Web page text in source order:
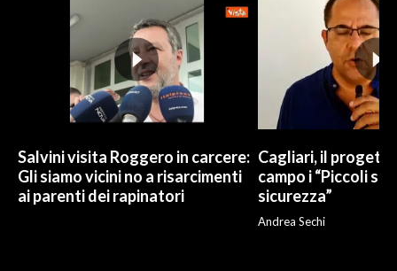
Salvini visita Roggero in carcere:
Gli siamo vicini no a risarcimenti
ai parenti dei rapinatori
Cagliari, il
campo i “Piccoli
sicurezza”
Andrea Sechi